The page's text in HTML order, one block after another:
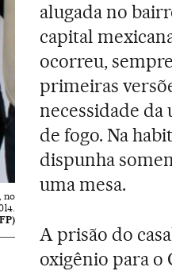
no
alugada no
capital
ocorreu,
primeiras
necessidade da
de fogo. Na
dispunha
uma mesa.
A prisão do
oxigênio para o